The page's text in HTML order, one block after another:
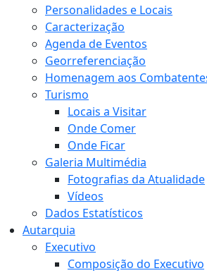
Personalidades e Locais
Caracterização
Agenda de Eventos
Georreferenciação
Homenagem aos
Turismo
Locais a Visitar
Onde Comer
Onde Ficar
Galeria Multimédia
Fotografias da Atualidade
Vídeos
Dados Estatísticos
Autarquia
Executivo
Composição do Executivo